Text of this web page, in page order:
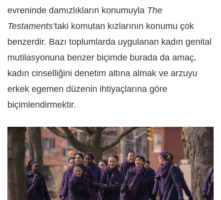
evreninde damızlıkların konumuyla The
Testaments’taki komutan kızlarının konumu çok
benzerdir. Bazı toplumlarda uygulanan kadın genital
mutilasyonuna benzer biçimde burada da amaç,
kadın cinselliğini denetim altına almak ve arzuyu
erkek egemen düzenin ihtiyaçlarına göre
biçimlendirmektir.